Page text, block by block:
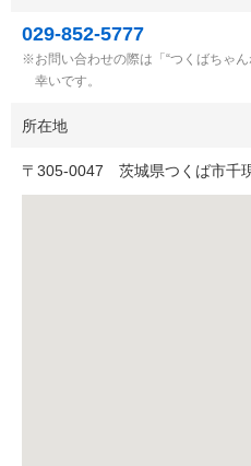
029-852-5777
お問い合わせの際は「“つくばちゃ
幸いです。
所在地
〒 305-0047 茨城県つくば市千